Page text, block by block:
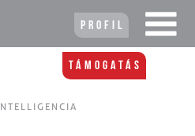
Profil
Támogatás